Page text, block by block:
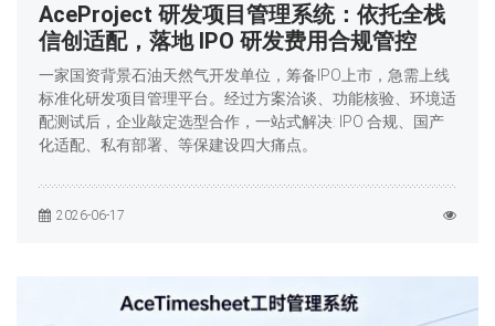
AceProject 研发项目管理系统：依托全栈
信创适配，落地 IPO 研发费用合规管控
一家国资背景石油天然气开发单位，筹备IPO上市，急需上线
标准化研发项目管理平台。经过方案洽谈、功能核验、环境适
配测试后，企业敲定选型合作，一站式解决: IPO 合规、国产
化适配、私有部署、等保建设四大痛点。
2026-06-17